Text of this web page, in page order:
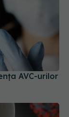
AVC-urilor